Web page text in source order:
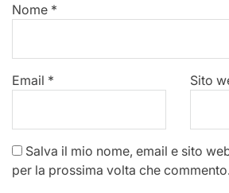
Nome *
Email * Sito
Salva il mio nome, email e sito
per la prossima volta che commento.